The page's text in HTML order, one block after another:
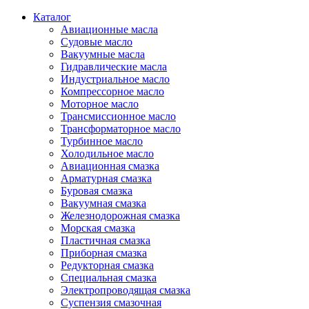
Каталог
Авиационные масла
Судовые масло
Вакуумные масла
Гидравлические масла
Индустриальное масло
Компрессорное масло
Моторное масло
Трансмиссионное масло
Трансформаторное масло
Турбинное масло
Холодильное масло
Авиационная смазка
Арматурная смазка
Буровая смазка
Вакуумная смазка
Железнодорожная смазка
Морская смазка
Пластичная смазка
Приборная смазка
Редукторная смазка
Специальная смазка
Электропроводящая смазка
Суспензия смазочная